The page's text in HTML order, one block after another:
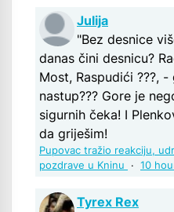
Julija
"Bez desnice
danas čini desnicu?
Most, Raspudići ???,
nastup??? Gore je
sigurnih čeka! I
da griješim!
Pupovac tražio reakciju,
pozdrave u Kninu
· 10
Tyrex Rex